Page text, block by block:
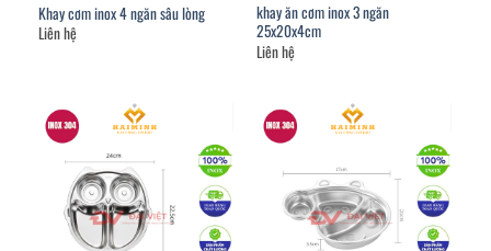
Khay cơm inox 4 ngăn sâu lòng
Liên hệ
khay ăn cơm inox 3 ngăn
25x20x4cm
Liên hệ